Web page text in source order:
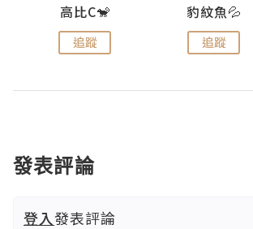
高比C🐒
追蹤
豹紋魚💦
追蹤
發表評論
登入發表評論